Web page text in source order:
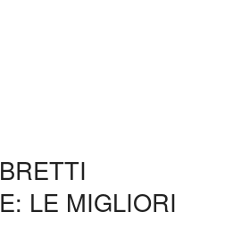
LE MIGLIORI